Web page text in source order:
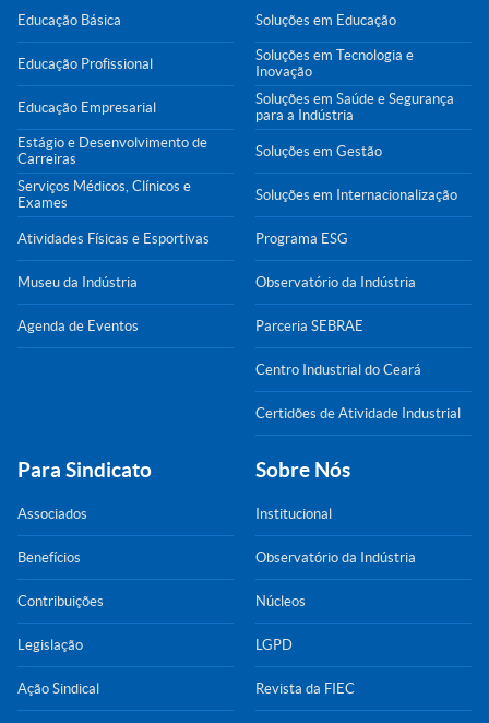
Educação Básica
Educação Profissional
Educação Empresarial
Estágio e Desenvolvimento de
Carreiras
Serviços Médicos, Clínicos e
Exames
Atividades Físicas e Esportivas
Museu da Indústria
Agenda de Eventos
Soluções em Educação
Soluções em Tecnologia e
Inovação
Soluções em Saúde e Segurança
para a Indústria
Soluções em Gestão
Soluções em Internacionalização
Programa ESG
Observatório da Indústria
Parceria SEBRAE
Centro Industrial do Ceará
Certidões de Atividade Industrial
Para Sindicato
Associados
Benefícios
Contribuições
Legislação
Ação Sindical
Sobre Nós
Institucional
Observatório da Indústria
Núcleos
LGPD
Revista da FIEC